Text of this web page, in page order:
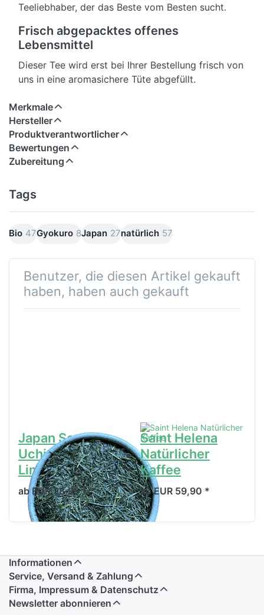
Teeliebhaber, der das Beste vom Besten sucht.
Frisch abgepacktes offenes
Lebensmittel
Dieser Tee wird erst bei Ihrer Bestellung frisch von
uns in eine aromasichere Tüte abgefüllt.
Merkmale
Hersteller
Produktverantwortlicher
Bewertungen
Zubereitung
Tags
Bio 47Gyokuro 8Japan 27natürlich 57
Benutzer, die diesen Artikel gekauft
haben, haben auch gekauft
Japan Sencha
Uchiyama
Limited
ab EUR 38,95 *
Saint Helena
Natürlicher
Kaffee
ab EUR 59,90 *
Informationen
Service, Versand & Zahlung
Firma, Impressum & Datenschutz
Newsletter abonnieren